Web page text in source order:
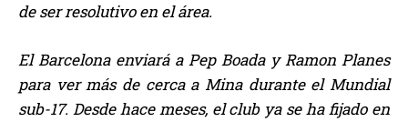
de ser resolutivo en el área.
El Barcelona enviará a Pep Boada y Ramon Planes
para ver más de cerca a Mina durante el Mundial
sub-17. Desde hace meses, el club ya se ha fijado en